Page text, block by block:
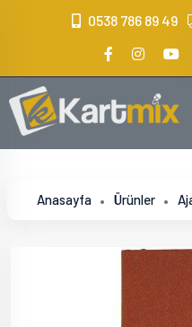
0538 786 89 49
Anasayfa Ürünler